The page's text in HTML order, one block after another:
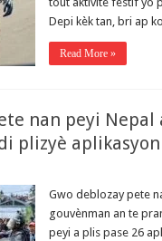
Depi kèk tan, bri ap
Read More »
nan peyi
plizyè aplikasyon
Gwo deblozay pete
gouvènman an te
peyi a plis pase 26